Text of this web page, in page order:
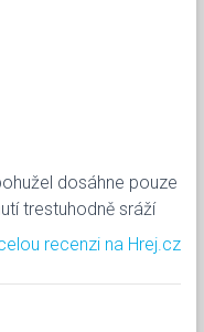
dosáhne pouze
trestuhodně sráží
recenzi na Hrej.cz